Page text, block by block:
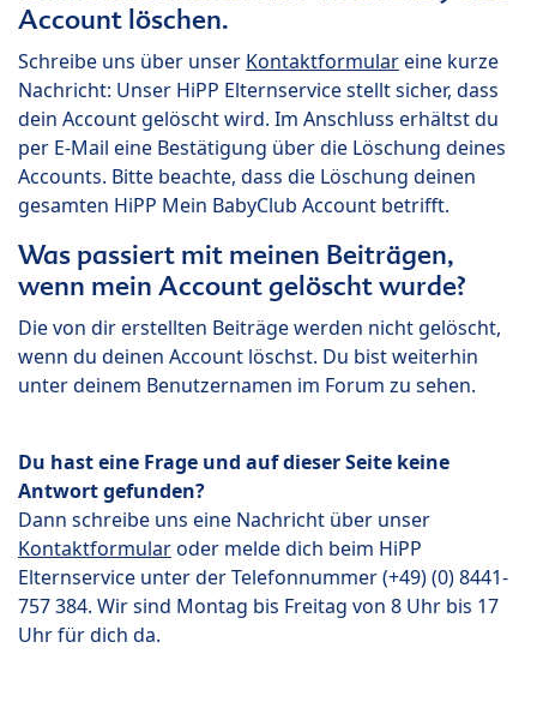
Account löschen.
Schreibe uns über unser Kontaktformulareine kurze
Nachricht: Unser HiPP Elternservice stellt sicher, dass
dein Account gelöscht wird. Im Anschluss erhältst du
per E-Mail eine Bestätigung über die Löschung deines
Accounts. Bitte beachte, dass die Löschung deinen
gesamten HiPP Mein BabyClub Account betrifft.
Was passiert mit meinen Beiträgen,
wenn mein Account gelöscht wurde?
Die von dir erstellten Beiträge werden nicht gelöscht,
wenn du deinen Account löschst. Du bist weiterhin
unter deinem Benutzernamen im Forum zu sehen.
Du hast eine Frage und auf dieser Seite keine
Antwort gefunden?
Dann schreibe uns eine Nachricht über unser
Kontaktformularoder melde dich beim HiPP
Elternservice unter der Telefonnummer (+49) (0) 8441-
757 384. Wir sind Montag bis Freitag von 8 Uhr bis 17
Uhr für dich da.